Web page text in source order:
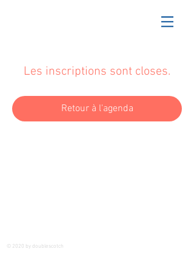
Les inscriptions sont closes.
Retour à l'agenda
© 2020 by doublescotch